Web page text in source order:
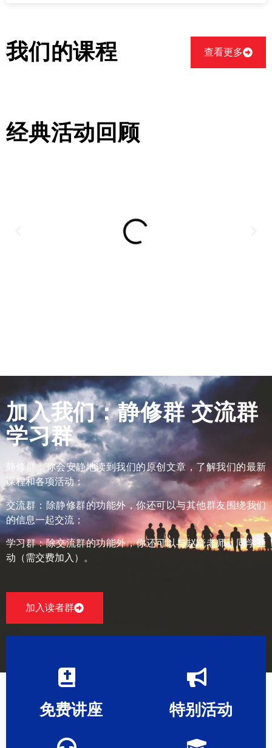
我们的课程 查看更多
经典活动回顾
加入我们：静修群 交流群
学习群
静修群： 你会安静地读到我们的原创文章，了解我们的最新
课程和各项活动；
交流群： 除静修群的功能外，你还可以与其他群友围绕我们
的信息一起交流；
学习群：除交流群的功能外，你还可以与赵晓老师、同学互
动（需交费加入）。
加入读者群
免费讲座 特别活动